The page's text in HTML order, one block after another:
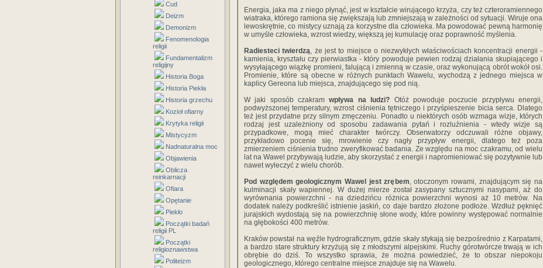
Cud
Deizm
Demonizm
Fenomenologia
religii
Fundamentalizm
religijny
Historia Boga
Historia Piekła
Historia grzechu
Kozioł ofiarny
Krytyka religii
Mistycyzm
Nadnaturalna moc
Objawienia
Oblicza
reinkarnacji
Ofiara
Opętanie
Piekło
Początki badań
religii PL
Początki
religioznawstwa
Politeizm
Energia, jaka ma z niego płynąć, jest w kształcie wirującego krzyża, czy też czteroramiennego
wiatraka, którego ramiona się zwiększają lub zmniejszają w zależności od sytuacji. Wiruje ona
lewoskrętnie, co mistycy uznają za korzystne dla człowieka. Ma powodować pewną harmonię
w umyśle człowieka, wzrost wiedzy, większą jej kumulację oraz poprawność myślenia.
Radiesteci twierdzą, że jest to miejsce o niezwykłych właściwościach koncentracji energii -
kamienia, kryształu czy pierwiastka - który powoduje pewien rodzaj działania skupiającego i
wysyłającego wiązkę promieni, falującą i zmienną w czasie, oraz wykonującą obrót wokół osi.
Promienie, które są obecne w różnych punktach Wawelu, wychodzą z jednego miejsca w
kaplicy Gereona lub miejsca, znajdującego się pod nią.
W jaki sposób czakramwpływa na ludzi? Otóż powoduje poczucie przypływu energii,
podwyższonej temperatury, wzrost ciśnienia tętniczego i przyśpieszenie bicia serca. Dlatego
też jest przydatne przy silnym zmęczeniu. Ponadto u niektórych osób wzmaga wizje, których
rodzaj jest uzależniony od sposobu zadawania pytań i rozluźnienia - wtedy wizje są
przypadkowe, mogą mieć charakter twórczy. Obserwatorzy odczuwali różne objawy,
przykładowo pocenie się, mrowienie czy nagły przypływ energii, dlatego też poza
zmierzeniem ciśnienia trudno zweryfikować badania. Ze względu na moc czakramu, od wielu
lat na Wawel przybywają ludzie, aby skorzystać z energii i napromieniować się pozytywnie lub
nawet wyleczyć z wielu chorób.
Pod względem geologicznym Wawel jest zrębem, otoczonym rowami, znajdującym się na
kulminacji skały wapiennej. W dużej mierze został zasypany sztucznymi nasypami, aż do
wyrównania powierzchni - na dziedzińcu różnica powierzchni wynosi aż 10 metrów. Na
dodatek należy podkreślić istnienie jaskiń, co daje bardzo złożone podłoże. Wzdłuż pęknięć
jurajskich wydostają się na powierzchnię słone wody, które powinny występować normalnie
na głębokości 400 metrów.
Kraków powstał na węźle hydrograficznym, gdzie skały stykają się bezpośrednio z Karpatami,
a bardzo stare struktury krzyżują się z młodszymi alpejskimi. Ruchy górotwórcze trwają w ich
obrębie do dziś. To wszystko sprawia, że można powiedzieć, że to obszar niepokoju
geologicznego, którego centralne miejsce znajduje się na Wawelu.